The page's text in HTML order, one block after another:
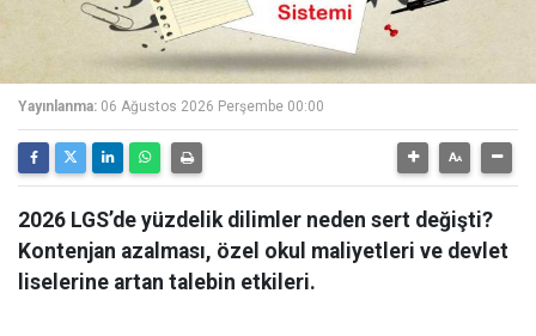
Yayınlanma: 06 Ağustos 2026 Perşembe 00:00
2026 LGS’de yüzdelik dilimler neden sert değişti?
Kontenjan azalması, özel okul maliyetleri ve devlet
liselerine artan talebin etkileri.